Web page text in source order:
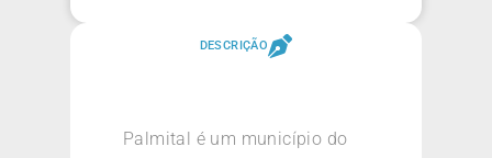
DESCRIÇÃO
Palmital é um município do